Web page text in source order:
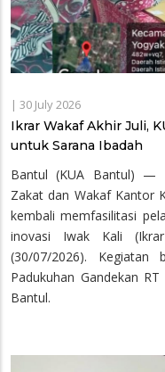
| 30 July 2026
Ikrar Wakaf Akhir Juli,
untuk Sarana Ibadah
Bantul (KUA Bantul) —
Zakat dan Wakaf Kantor
kembali memfasilitasi
inovasi Iwak Kali
(30/07/2026). Kegiatan
Padukuhan Gandekan
Bantul.